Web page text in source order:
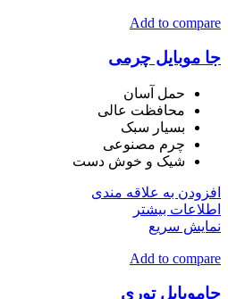
Add to compare
جا موبایل چرمی
حمل آسان
محافظت عالی
بسیار سبک
چرم مصنوعی
شیک و خوش دست
افزودن به علاقه مندی
اطلاعات بیشتر
نمایش سریع
Add to compare
جاموبایل توری